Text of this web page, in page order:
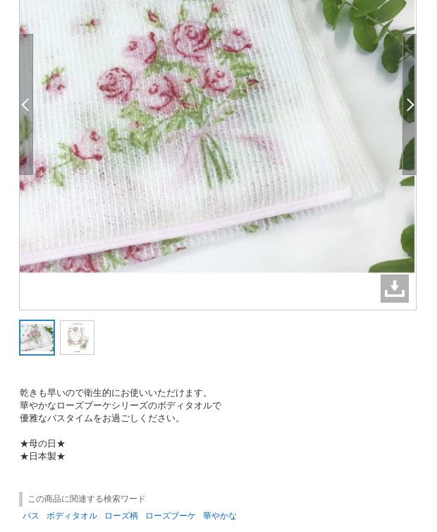
乾きも早いので衛生的にお使いいただけます。
華やかなローズブーケシリーズのボディタオルで
優雅なバスタイムをお過ごしください。
★母の日★
★日本製★
この商品に関連する検索ワード
バス
ボディタオル ローズ柄 ローズブーケ 華やかな